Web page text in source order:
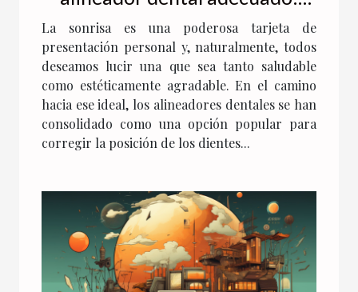
factores a considerar y
consejos de expertos
La sonrisa es una poderosa tarjeta de
presentación personal y, naturalmente, todos
deseamos lucir una que sea tanto saludable
como estéticamente agradable. En el camino
hacia ese ideal, los alineadores dentales se han
consolidado como una opción popular para
corregir la posición de los dientes...